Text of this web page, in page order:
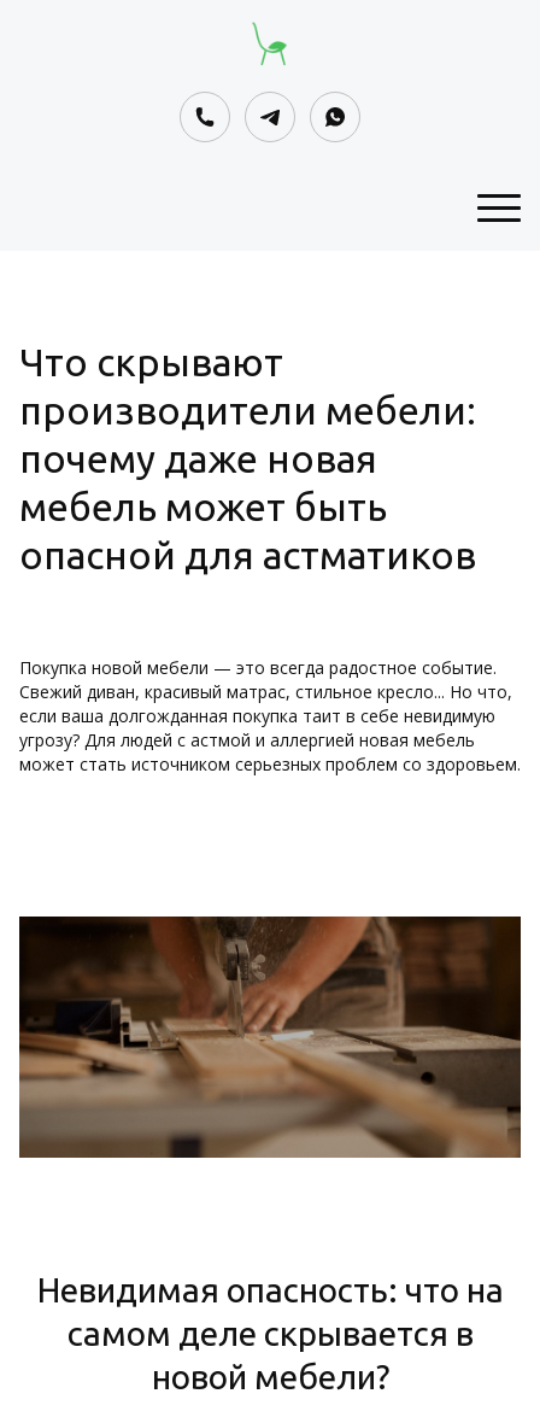
Что скрывают
производители мебели:
почему даже новая
мебель может быть
опасной для астматиков
Покупка новой мебели — это всегда радостное событие.
Свежий диван, красивый матрас, стильное кресло... Но что,
если ваша долгожданная покупка таит в себе невидимую
угрозу? Для людей с астмой и аллергией новая мебель
может стать источником серьезных проблем со здоровьем.
Невидимая опасность: что на
самом деле скрывается в
новой мебели?